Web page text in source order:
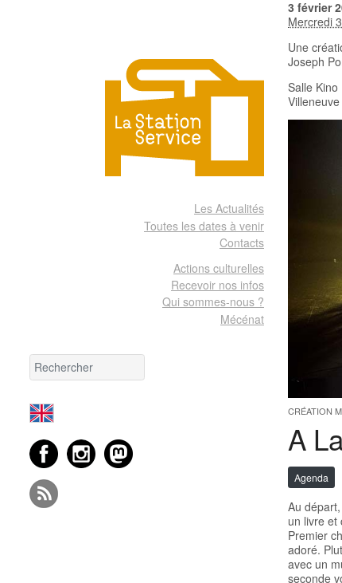
Les Actualités
Toutes les dates à venir
Contacts
Actions culturelles
Recevoir nos infos
Qui sommes-nous ?
Mécénat
3 février
Mercredi
Une
Joseph
Salle Kino
Villeneuve
CRÉATION
A
Agenda
Au
un livre et
Premier
adoré.
avec un
seconde